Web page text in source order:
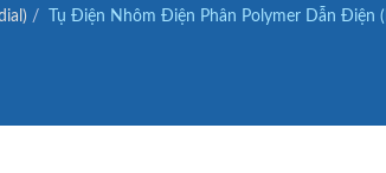
/ Tụ Điện Nhôm Điện Phân Polymer Dẫn Điện